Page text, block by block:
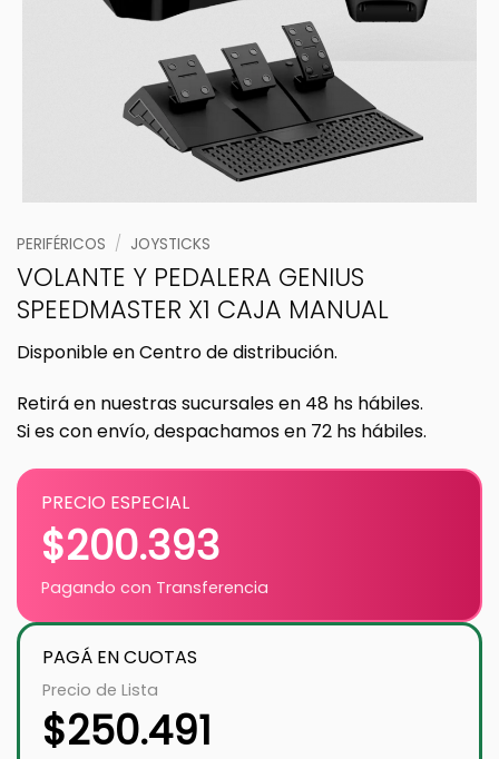
PERIFÉRICOS / JOYSTICKS
VOLANTE Y PEDALERA GENIUS
SPEEDMASTER X1 CAJA MANUAL
Disponible en Centro de distribución.
Retirá en nuestras sucursales en 48 hs hábiles.
Si es con envío, despachamos en 72 hs hábiles.
PRECIO ESPECIAL
$200.393
Pagando con Transferencia
PAGÁ EN CUOTAS
Precio de Lista
$250.491